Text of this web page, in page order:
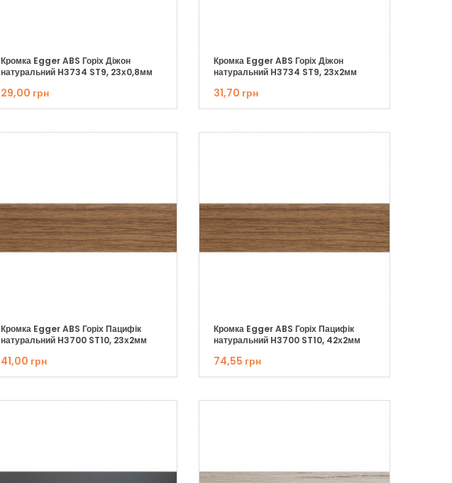
Кромка Egger ABS Горіх Діжон
натуральний H3734 ST9, 23х0,8мм
29,00 грн
Кромка Egger ABS Горіх Діжон
натуральний H3734 ST9, 23х2мм
31,70 грн
Кромка Egger ABS Горіх Пацифік
натуральний H3700 ST10, 23х2мм
41,00 грн
Кромка Egger ABS Горіх Пацифік
натуральний H3700 ST10, 42х2мм
74,55 грн